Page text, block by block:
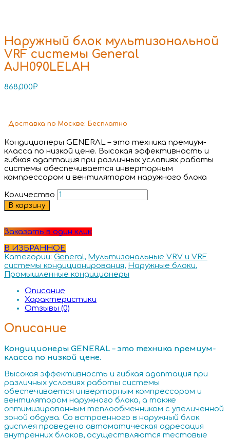
Наружный блок мультизональной
VRF системы General
AJH090LELAH
868,000₽
Доставка по Москве: Бесплатно
Кондиционеры GENERAL – это техника премиум-
класса по низкой цене. Высокая эффективность и
гибкая адаптация при различных условиях работы
системы обеспечивается инверторным
компрессором и вентилятором наружного блока
Количество
В корзину
Заказать в один клик
В ИЗБРАННОЕ
Категории: General, Мультизональные VRV и VRF
системы кондиционирования, Наружные блоки,
Промышленные кондиционеры
Описание
Характеристики
Отзывы (0)
Описание
Кондиционеры GENERAL – это техника премиум-
класса по низкой цене.
Высокая эффективность и гибкая адаптация при
различных условиях работы системы
обеспечивается инверторным компрессором и
вентилятором наружного блока, а также
оптимизированным теплообменником с увеличенной
зоной обдува. Со встроенного в наружный блок
дисплея проведена автоматическая адресация
внутренних блоков, осуществляются тестовые